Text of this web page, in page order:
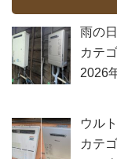
雨の
カテ
2026
ウル
カテ